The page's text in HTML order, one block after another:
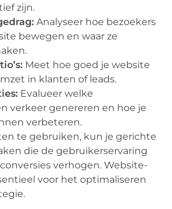
zijn.
Analyseer hoe bezoekers
bewegen en waar ze
Meet hoe goed je website
in klanten of leads.
Evalueer welke
verkeer genereren en hoe je
verbeteren.
te gebruiken, kun je gerichte
die de gebruikerservaring
verhogen. Website-
voor het optimaliseren